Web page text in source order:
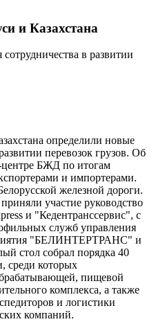
и Казахстана
в развитии
определили новые
перевозок грузов. Об
БЖД по итогам
и импортерами.
железной дороги.
участие руководство
и "Кедентранссервис", с
служб управления
"БЕЛИНТЕРТРАНС" и
собрал порядка 40
среди которых
пищевой
комплекса, а также
и логистики
компаний.